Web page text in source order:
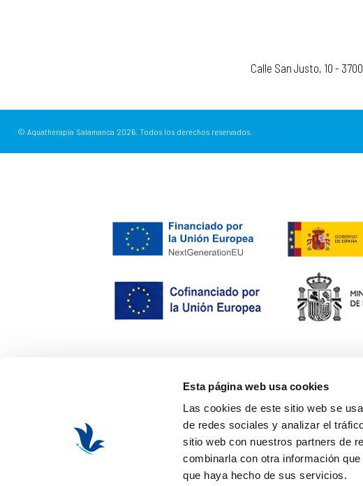
Esta página web usa cookies
Las cookies de este sitio web se
de redes sociales y analizar el
sitio web con nuestros partners de
combinarla con otra información
que haya hecho de sus servicios.
Calle San Justo, 10 -
© Aquatherapia Salamanca 2026. Todos los derechos reservados.